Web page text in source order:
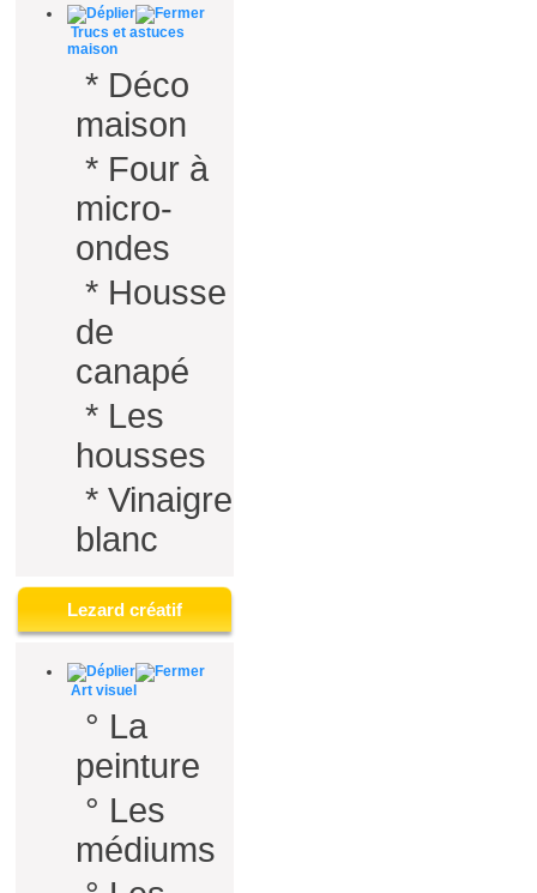
Trucs et astuces
maison
* Déco
maison
* Four à
micro-
ondes
* Housse
de
canapé
* Les
housses
* Vinaigre
blanc
Lezard créatif
Art visuel
° La
peinture
° Les
médiums